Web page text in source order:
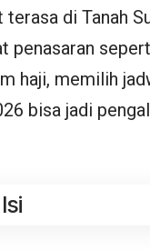
terasa di Tanah
penasaran
haji, memilih
bisa jadi